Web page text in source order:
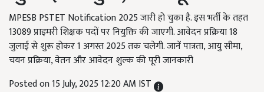
MPESB PSTET Notification 2025 जारी हो चुका है. इस भर्ती के तहत
13089 प्राइमरी शिक्षक पदों पर नियुक्ति की जाएगी. आवेदन प्रक्रिया 18
जुलाई से शुरू होकर 1 अगस्त 2025 तक चलेगी. जानें पात्रता, आयु सीमा,
चयन प्रक्रिया, वेतन और आवेदन शुल्क की पूरी जानकारी
Posted on 15 July, 2025 12:20 AM IST